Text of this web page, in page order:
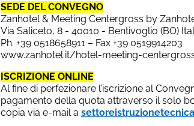
SEDE DEL CONVEGNO
Zanhotel & Meeting Centergross by
Via Saliceto, 8 - 40010 - Bentivoglio (BO)
Ph. +39 0518658911 – Fax +39 0519914203
www.zanhotel.it/hotel-meeting-
ISCRIZIONE ONLINE
Al fine di perfezionare l’iscrizione al
pagamento della quota attraverso il solo
copia via e-mail a